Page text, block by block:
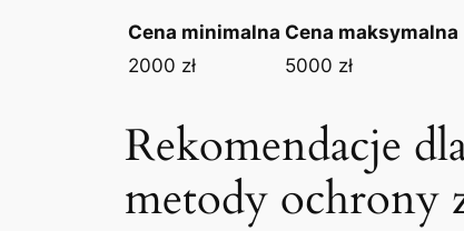
Cena minimalna Cena maksymalna
2000 zł
5000 zł
Rekomendacje
metody ochrony​